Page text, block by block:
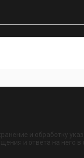
и обработку
и ответа на него в